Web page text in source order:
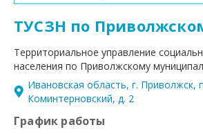
ТУСЗН по
Территориальное управление
населения по Приволжскому
Ивановская область, г. Приволжск,
Коминтерновский, д. 2
График работы